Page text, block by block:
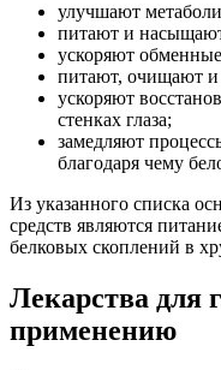
улучшают
питают и
ускоряют
питают, очищают и
ускоряют
стенках глаза;
замедляют
благодаря чему
Из указанного списка
средств являются
белковых скоплений в
Лекарства для
применению